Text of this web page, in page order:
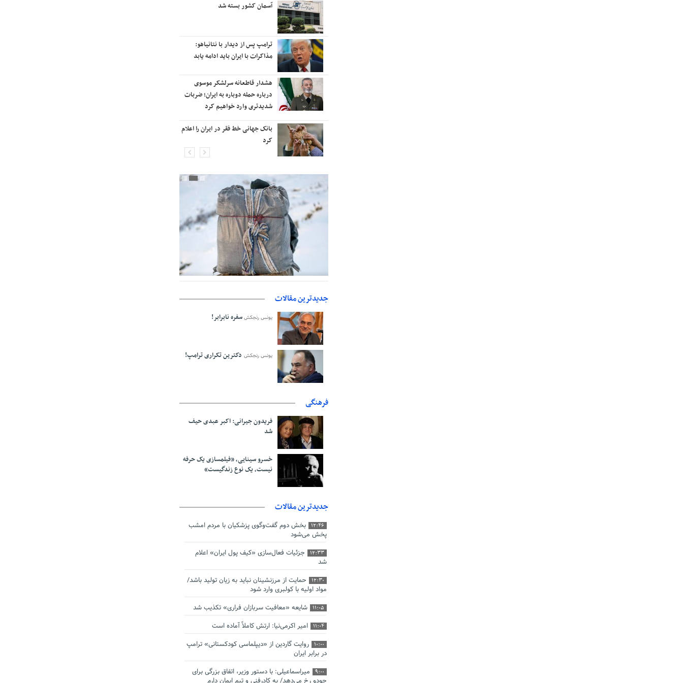
آسمان کشور بسته شد
ترامپ پس از دیدار با نتانیاهو:
مذاکرات با ایران باید ادامه یابد
هشدار قاطعانه سرلشکر موسوی
درباره حمله دوباره به ایران؛ ضربات
شدیدتری وارد خواهیم کرد
بانک جهانی خط فقر در ایران را اعلام
کرد
 
اولیه با کولبری وارد شود
جدیدترین مقالات
یونس رنجکشسفره نابرابر!
یونس رنجکش دکترین تکراری ترامپ!
فرهنگی
فریدون جیرانی: اکبر عبدی حیف
شد
خسرو سینایی، «فیلمسازی یک حرفه
نیست، یک نوع زندگیست»
جدیدترین مقالات
12:46
بخش دوم گفت‌وگوی پزشکیان با مردم امشب
پخش می‌شود
12:33
جزئیات فعال‌سازی «کیف پول ایران» اعلام
شد
12:30
حمایت از مرزنشینان نباید به زیان تولید باشد/
مواد اولیه با کولبری وارد شود
11:05 شایعه «معافیت سربازان فراری» تکذیب شد
11:04 امیر اکرمی‌نیا: ارتش کاملاً آماده است
10:00
روایت گاردین از «دیپلماسی کودکستانی» ترامپ
در برابر ایران
9:00
میراسماعیلی: با دستور وزیر، اتفاق بزرگی برای